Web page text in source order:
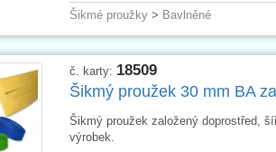
Šikmé proužky> Bavlněné
č. karty: 18509
Šikmý proužek 30 mm BA
Šikmý proužek založený doprostřed,
výrobek.